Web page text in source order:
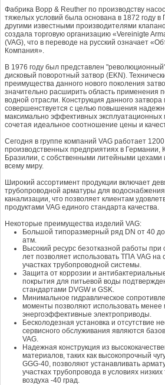
Фабрика Bopp & Reuther по производству
тяжелых условий была основана в 1872 году
другими известными производителями
создала торговую организацию «Vereinigte
(VAG), что в переводе на русский означает
Компания».
В 1976 году был представлен
дисковый поворотный затвор (EKN).
преимущества данного нового поколения
значительно расширить область применения
водной отрасли. Конструкция данного затвора
совершенствуется с целью повышения
максимально эффективных эксплуатационных
сочетая идеальное соотношение цены и
Сегодня в группе компаний VAG работает
производственных предприятиях в
Бразилии, с собственными литейными цехами
всему миру.
Широкий ассортимент продукции включает
трубопроводной арматуры для
канализации, что позволяет клиентам
продуктами VAG единого стандарта качества.
Некоторые преимущества изделий VAG:
Большой типоразмерный ряд DN от 40
атм.
Высокий ресурс безотказной работы
лет позволяет использовать ТПА VAG
участках трубопроводной системы.
Защита от коррозии и
покрытия для питьевой воды
стандартами DVGW и GSK.
Минимальное гидравлическое
моменты позволяют использовать
энергоэффективные электроприводы.
Бесколодезная установка и отсутствие
сервисного обслуживания являются
VAG.
Надежная конструкция из
материалов, таких как высокопрочный
GGG-40, позволяют устанавливать
участках трубопровода в условиях
воздуха -40 град.